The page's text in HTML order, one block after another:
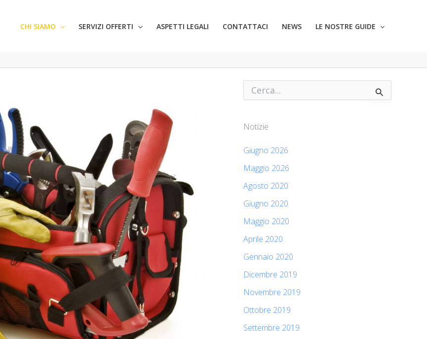
CHI SIAMO SERVIZI OFFERTI ASPETTI LEGALI CONTATTACI NEWS LE NOSTRE GUIDE
a
Notizie
Giugno 2026
Maggio 2026
Agosto 2020
Giugno 2020
Maggio 2020
Aprile 2020
Gennaio 2020
Dicembre 2019
Novembre 2019
Ottobre 2019
Settembre 2019